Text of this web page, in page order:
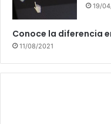
19/
Conoce la diferencia
11/08/2021